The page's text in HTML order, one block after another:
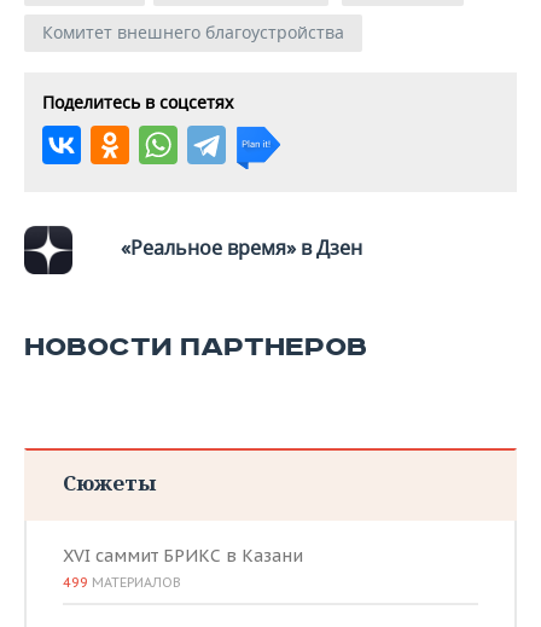
Комитет внешнего благоустройства
Поделитесь в соцсетях
«Реальное время» в Дзен
НОВОСТИ ПАРТНЕРОВ
Сюжеты
XVI саммит БРИКС в Казани
499 МАТЕРИАЛОВ